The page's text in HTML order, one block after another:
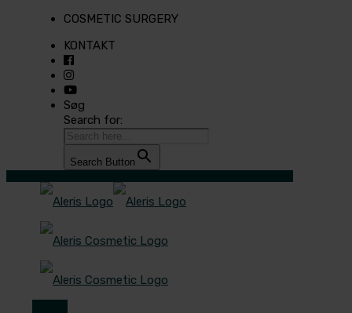
COSMETIC SURGERY
KONTAKT
Søg
Search for:
Search Button